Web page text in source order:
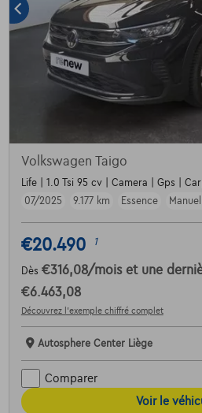
Volkswagen Taigo
Life | 1.0 Tsi 95 cv | Camera | Gps |
07/2025
9.177 km Essence
€20.490 1
Dès €316,08/mois et une
€6.463,08
Découvrez l’exemple chiffré complet
Autosphere Center Liège
Comparer
Voir le